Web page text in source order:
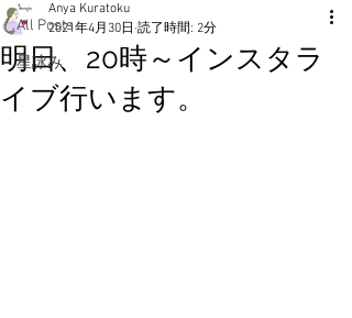
All Posts
星詠み
明日、20時～インスタラ
イブ行います。
Anya Kuratoku
2021年4月30日 読了時間: 2分